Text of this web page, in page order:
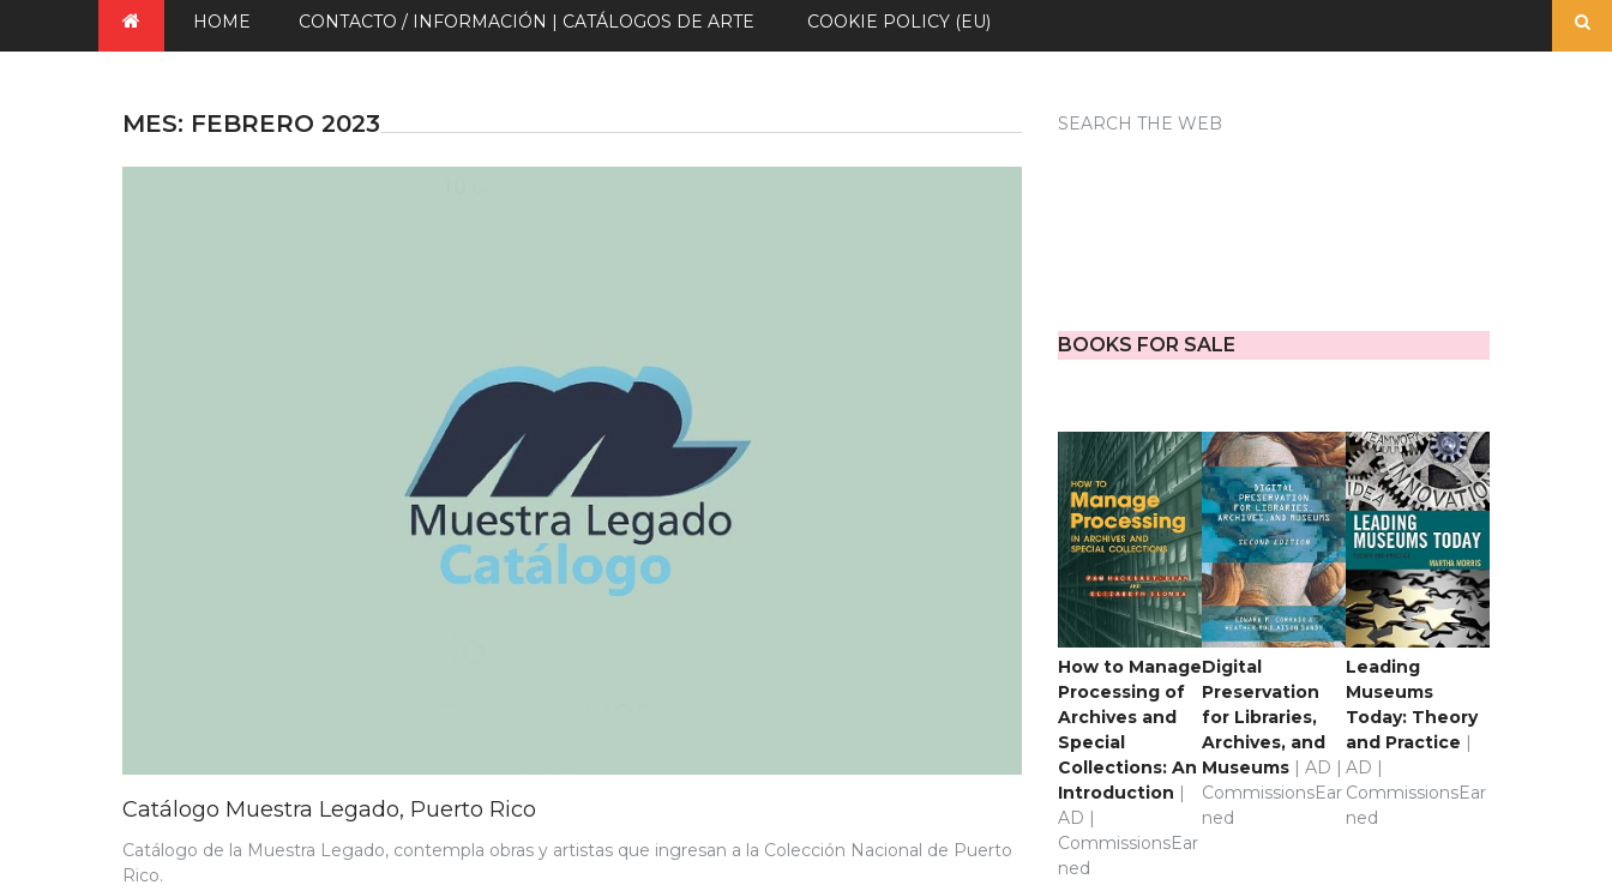
HOME CONTACTO / INFORMACIÓN | CATÁLOGOS DE ARTE COOKIE POLICY (EU)
MES: FEBRERO 2023
Catálogo Muestra Legado, Puerto Rico
Catálogo de la Muestra Legado, contempla obras y artistas que ingresan a la Colección Nacional de Puerto
Rico.
SEARCH THE WEB
BOOKS FOR SALE
How to Manage
Processing of
Archives and
Special
Collections: An
Introduction |
AD |
CommissionsEar
ned
Digital
Preservation
for Libraries,
Archives, and
Museums | AD |
CommissionsEar
ned
Leading
Museums
Today: Theory
and Practice
AD |
CommissionsEar
ned